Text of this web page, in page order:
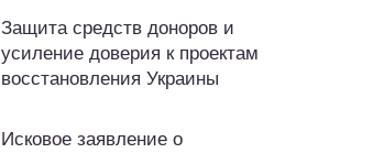
Защита средств доноров и
усиление доверия к проектам
восстановления Украины
Исковое заявление о